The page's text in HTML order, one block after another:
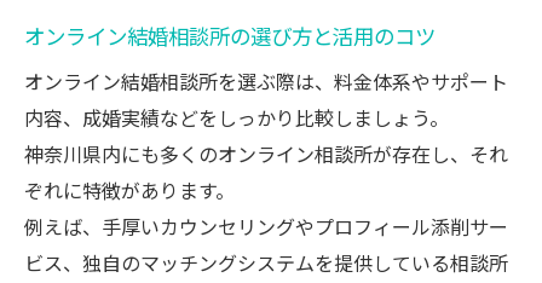
オンライン結婚相談所の選び方と活用のコツ
オンライン結婚相談所を選ぶ際は、料金体系やサポート
内容、成婚実績などをしっかり比較しましょう。
神奈川県内にも多くのオンライン相談所が存在し、それ
ぞれに特徴があります。
例えば、手厚いカウンセリングやプロフィール添削サー
ビス、独自のマッチングシステムを提供している相談所